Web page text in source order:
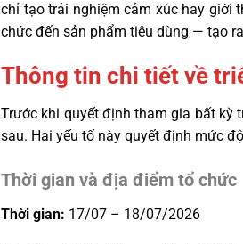
chỉ tạo trải nghiệm cảm xúc hay giới
chức đến sản phẩm tiêu dùng — tạo
Thông tin chi tiết về
Trước khi quyết định tham gia bất kỳ
sau. Hai yếu tố này quyết định mức
Thời gian và địa điểm tổ chức
Thời gian: 17/07 – 18/07/2026